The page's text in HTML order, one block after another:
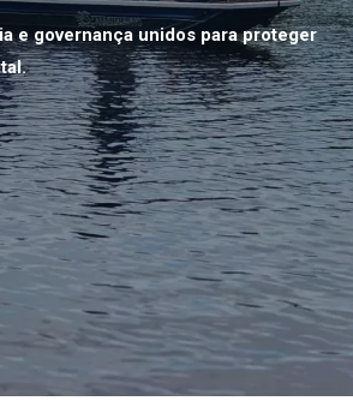
e governança unidos para proteger